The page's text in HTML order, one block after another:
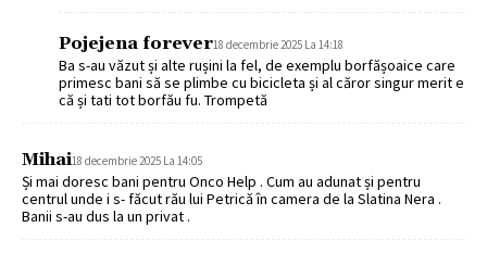
Pojejena forever18 decembrie 2025 La 14:18
Ba s-au văzut și alte rușini la fel, de exemplu borfășoaice care
primesc bani să se plimbe cu bicicleta și al căror singur merit e
că și tati tot borfău fu. Trompetă
Mihai18 decembrie 2025 La 14:05
Și mai doresc bani pentru Onco Help . Cum au adunat și pentru
centrul unde i s- făcut rău lui Petrică în camera de la Slatina Nera .
Banii s-au dus la un privat .